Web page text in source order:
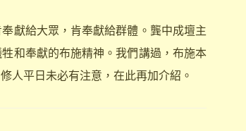
獻給大眾，肯奉獻給群體。龔中成壇主
和奉獻的布施精神。我們講過，布施本
人平日未必有注意，在此再加介紹。